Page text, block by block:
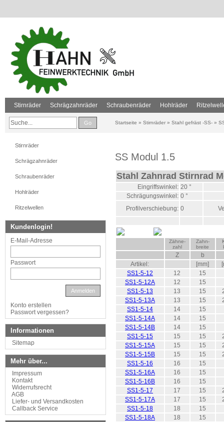
Stirnräder Schrägzahnräder Schraubenräder Hohlräder
Go Startseite » Stirnräder » Stahl gefräst -SS- »
SS Modul 1.5
Stahl Zahnrad Stirnrad
Eingriffswinkel: 20 °
Schrägungswinkel: 0 °
Profilverschiebung: 0
Zähne-
zahl
Zahn-
breite
Z
b
Artikel:
[mm]
SS1-5-12
12
15
SS1-5-12A
12
15
SS1-5-13
13 15
SS1-5-13A
13 15
SS1-5-14
14
15
SS1-5-14A
14
15
SS1-5-14B
14
15
SS1-5-15
15 15
SS1-5-15A
15 15
SS1-5-15B
15 15
SS1-5-16
16
15
SS1-5-16A
16
15
SS1-5-16B
16
15
SS1-5-17
17 15
SS1-5-17A
17 15
SS1-5-18
18
15
SS1-5-18A
18
15
Stirnräder
Schrägzahnräder
Schraubenräder
Hohlräder
Ritzelwellen
Kundenlogin!
E-Mail-Adresse
Passwort
Anmelden
Konto erstellen
Passwort vergessen?
Informationen
Sitemap
Mehr über...
Impressum
Kontakt
Widerrufsrecht
AGB
Liefer- und Versandkosten
Callback Service